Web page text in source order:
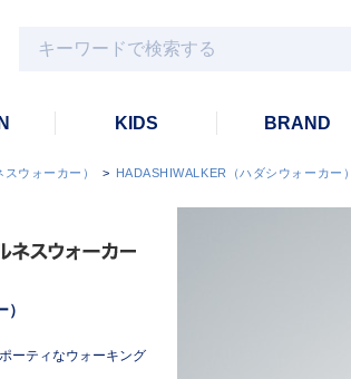
KIDS BRAND
ーティなウォーキング
ウォーカー） > HADASHIWALKER（ハダシウォーカー）